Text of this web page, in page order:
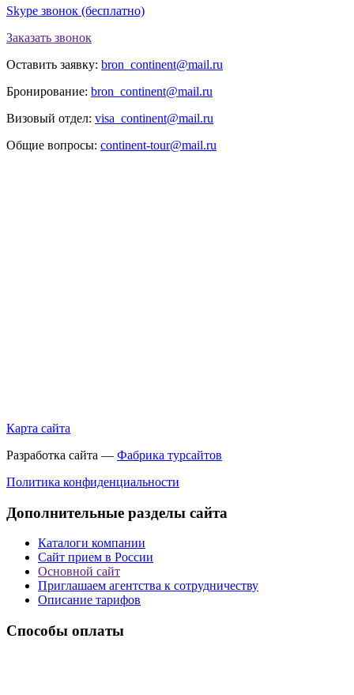
Skype звонок (бесплатно)
Заказать звонок
Оставить заявку: bron_continent@mail.ru
Бронирование: bron_continent@mail.ru
Визовый отдел: visa_continent@mail.ru
Общие вопросы: continent-tour@mail.ru
Карта сайта
Разработка сайта — Фабрика турсайтов
Политика конфиденциальности
Дополнительные разделы сайта
Каталоги компании
Сайт прием в России
Основной сайт
Приглашаем агентства к сотрудничеству
Описание тарифов
Способы оплаты